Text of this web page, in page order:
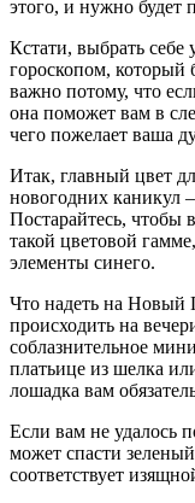
этого, и нужно будет
Кстати, выбрать себе
гороскопом, который
важно потому, что
она поможет вам в
чего пожелает ваша
Итак, главный цвет
новогодних каникул
Постарайтесь, чтобы
такой цветовой
элементы синего.
Что надеть на Новый
происходить на
соблазнительное
платьице из шелка
лошадка вам
Если вам не удалось
может спасти
соответствует